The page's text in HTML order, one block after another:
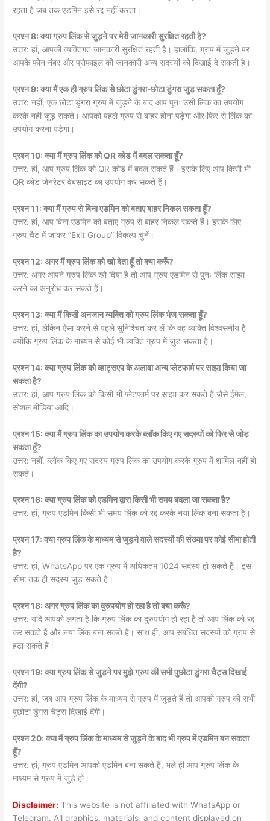
रहता है जब तक एडमिन इसे रद्द नहीं करता।
प्रश्न 8: क्या ग्रुप लिंक से जुड़ने पर मेरी जानकारी सुरक्षित रहती है?
उत्तर: हां, आपकी व्यक्तिगत जानकारी सुरक्षित रहती है। हालांकि, ग्रुप में जुड़ने पर
आपके फोन नंबर और प्रोफाइल की जानकारी अन्य सदस्यों को दिखाई दे सकती है।
प्रश्न 9: क्या मैं एक ही ग्रुप लिंक से छोटा डुंगरा-छोटा डुंगरा जुड़ सकता हूँ?
उत्तर: नहीं, एक छोटा डुंगरा ग्रुप में जुड़ने के बाद आप पुनः उसी लिंक का उपयोग
करके नहीं जुड़ सकते। आपको पहले ग्रुप से बाहर होना पड़ेगा और फिर से लिंक का
उपयोग करना पड़ेगा।
प्रश्न 10: क्या मैं ग्रुप लिंक को QR कोड में बदल सकता हूँ?
उत्तर: हां, आप ग्रुप लिंक को QR कोड में बदल सकते हैं। इसके लिए आप किसी भी
QR कोड जेनरेटर वेबसाइट का उपयोग कर सकते हैं।
प्रश्न 11: क्या मैं ग्रुप से बिना एडमिन को बताए बाहर निकल सकता हूँ?
उत्तर: हां, आप बिना एडमिन को बताए ग्रुप से बाहर निकल सकते हैं। इसके लिए
ग्रुप चैट में जाकर “Exit Group” विकल्प चुनें।
प्रश्न 12: अगर मैं ग्रुप लिंक को खो देता हूँ तो क्या करूँ?
उत्तर: अगर आपने ग्रुप लिंक खो दिया है तो आप ग्रुप एडमिन से पुनः लिंक साझा
करने का अनुरोध कर सकते हैं।
प्रश्न 13: क्या मैं किसी अनजान व्यक्ति को ग्रुप लिंक भेज सकता हूँ?
उत्तर: हां, लेकिन ऐसा करने से पहले सुनिश्चित कर लें कि वह व्यक्ति विश्वसनीय है
क्योंकि ग्रुप लिंक के माध्यम से कोई भी व्यक्ति ग्रुप में जुड़ सकता है।
प्रश्न 14: क्या ग्रुप लिंक को व्हाट्सएप के अलावा अन्य प्लेटफार्म पर साझा किया जा
सकता है?
उत्तर: हां, आप ग्रुप लिंक को किसी भी प्लेटफार्म पर साझा कर सकते हैं जैसे ईमेल,
सोशल मीडिया आदि।
प्रश्न 15: क्या मैं ग्रुप लिंक का उपयोग करके ब्लॉक किए गए सदस्यों को फिर से जोड़
सकता हूँ?
उत्तर: नहीं, ब्लॉक किए गए सदस्य ग्रुप लिंक का उपयोग करके ग्रुप में शामिल नहीं हो
सकते।
प्रश्न 16: क्या ग्रुप लिंक को एडमिन द्वारा किसी भी समय बदला जा सकता है?
उत्तर: हां, ग्रुप एडमिन किसी भी समय लिंक को रद्द करके नया लिंक बना सकता है।
प्रश्न 17: क्या ग्रुप लिंक के माध्यम से जुड़ने वाले सदस्यों की संख्या पर कोई सीमा होती
है?
उत्तर: हां, WhatsApp पर एक ग्रुप में अधिकतम 1024 सदस्य हो सकते हैं। इस
सीमा तक ही सदस्य जुड़ सकते हैं।
प्रश्न 18: अगर ग्रुप लिंक का दुरुपयोग हो रहा है तो क्या करूँ?
उत्तर: यदि आपको लगता है कि ग्रुप लिंक का दुरुपयोग हो रहा है तो आप लिंक को रद्द
कर सकते हैं और नया लिंक बना सकते हैं। साथ ही, आप संबंधित सदस्यों को ग्रुप से
हटा सकते हैं।
प्रश्न 19: क्या ग्रुप लिंक से जुड़ने पर मुझे ग्रुप की सभी पुछोटा डुंगरा चैट्स दिखाई
देंगी?
उत्तर: हां, जब आप ग्रुप लिंक के माध्यम से ग्रुप में जुड़ते हैं तो आपको ग्रुप की सभी
पुछोटा डुंगरा चैट्स दिखाई देंगी।
प्रश्न 20: क्या मैं ग्रुप लिंक के माध्यम से जुड़ने के बाद भी ग्रुप में एडमिन बन सकता
हूँ?
उत्तर: हां, ग्रुप एडमिन आपको एडमिन बना सकते हैं, भले ही आप ग्रुप लिंक के
माध्यम से ग्रुप में जुड़े हों।
Disclaimer: This website is not affiliated with WhatsApp or
Telegram. All graphics, materials, and content displayed on